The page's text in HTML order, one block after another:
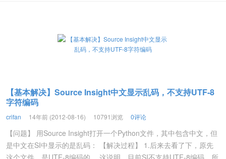
【基本解决】Source Insight中文显示乱码，不支持UTF-8
字符编码
crifan 14年前 (2012-08-16) 10791浏览 0评论
【问题】 用Source Insight打开一个Python文件，其中包含中文，但
是中文在SI中显示的是乱码： 【解决过程】 1.后来去看了下，原先
这个文件，是UTF-8编码的。 这说明，目前SI不支持UTF-8编码，所